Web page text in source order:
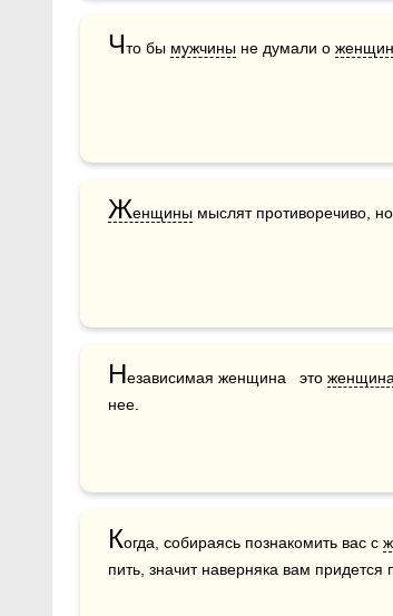
Что бы мужчины не думали о
Женщины мыслят противоречиво,
Независимая женщина   это женщина
нее.
Когда, собираясь познакомить вас с
пить, значит наверняка вам придется